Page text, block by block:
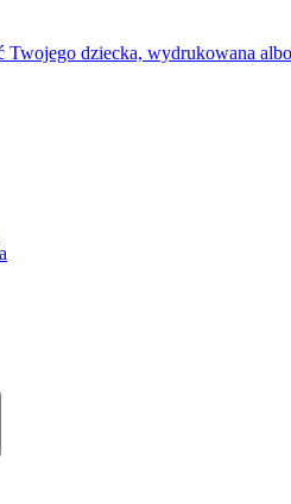
Twojego dziecka, wydrukowana